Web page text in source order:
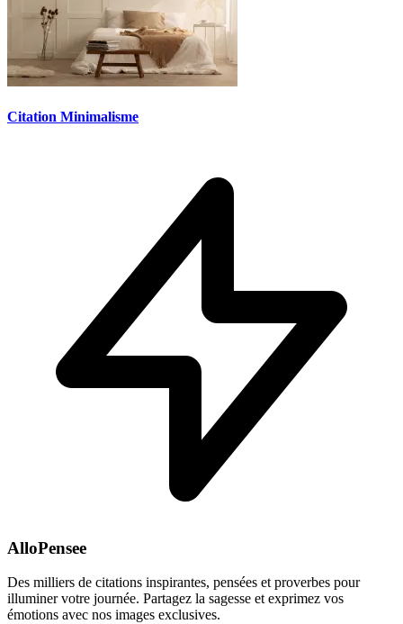
Citation Minimalisme
AlloPensee
Des milliers de citations inspirantes, pensées et proverbes pour
illuminer votre journée. Partagez la sagesse et exprimez vos
émotions avec nos images exclusives.